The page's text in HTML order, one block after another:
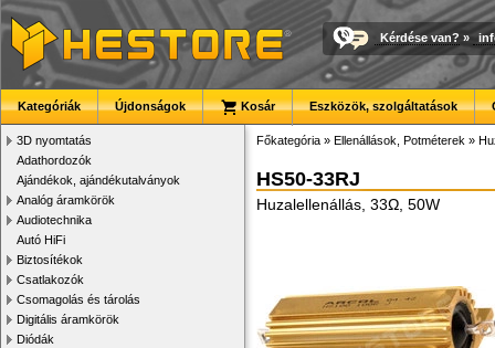
Kérdése van? »
Kategóriák Újdonságok Kosár Eszközök, szolgáltatások
3D nyomtatás
Adathordozók
Ajándékok, ajándékutalványok
Analóg áramkörök
Audiotechnika
Autó HiFi
Biztosítékok
Csatlakozók
Csomagolás és tárolás
Digitális áramkörök
Diódák
Főkategória » Ellenállások, Potméterek »
HS50-33RJ
Huzalellenállás, 33Ω, 50W